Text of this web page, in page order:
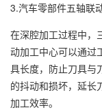
3.汽车零部件五轴联
在深腔加工过程中，
动加工中心可以通过
具长度，防止刀具与
的抖动和损坏，延长
加工效率。